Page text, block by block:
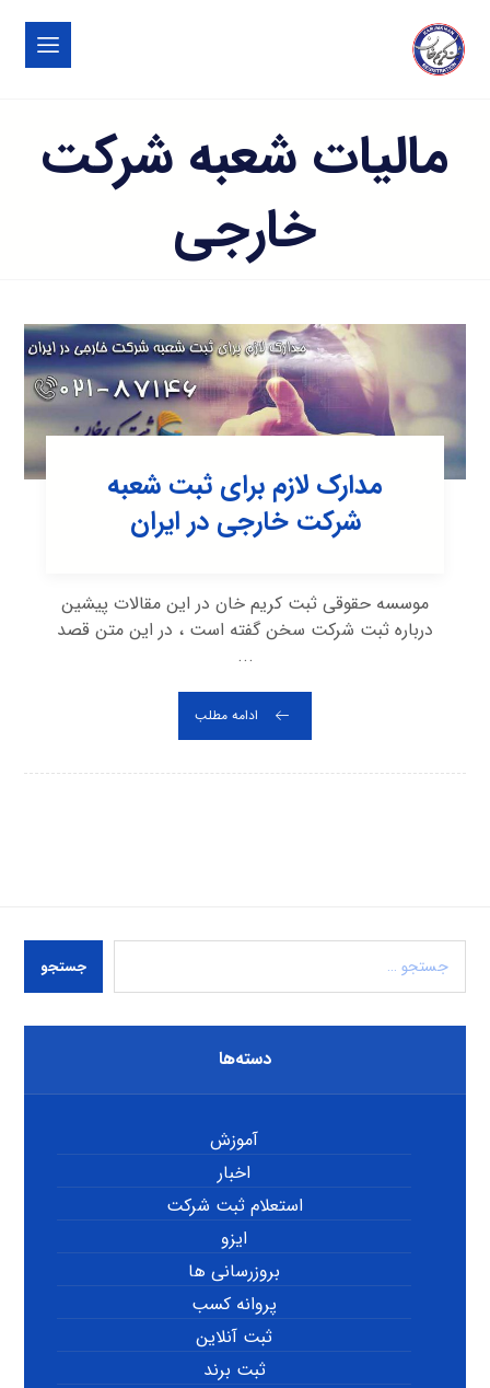
مالیات شعبه شرکت
خارجی
مدارک لازم برای ثبت شعبه
شرکت خارجی در ایران
موسسه حقوقی ثبت کریم خان در این مقالات پیشین
درباره ثبت شرکت سخن گفته است ، در این متن قصد
...
ادامه مطلب
جستجو
دسته‌ها
آموزش
اخبار
استعلام ثبت شرکت
ایزو
بروزرسانی ها
پروانه کسب
ثبت آنلاین
ثبت برند